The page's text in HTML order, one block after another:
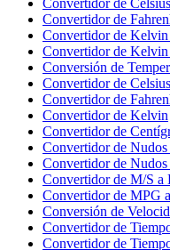
Convertidor de
Convertidor de Kelvin
Convertidor de Kelvin
Conversión de
Convertidor de Celsius
Convertidor de
Convertidor de Kelvin
Convertidor de
Convertidor de
Convertidor de
Convertidor de M/S
Convertidor de MPG
Conversión de
Convertidor de
Convertidor de